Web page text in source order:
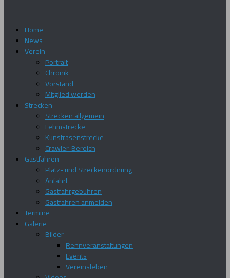
Home
News
Verein
Portrait
Chronik
Vorstand
Mitglied werden
Strecken
Strecken allgemein
Lehmstrecke
Kunstrasenstrecke
Crawler-Bereich
Gastfahren
Platz- und Streckenordnung
Anfahrt
Gastfahrgebühren
Gastfahren anmelden
Termine
Galerie
Bilder
Rennveranstaltungen
Events
Vereinsleben